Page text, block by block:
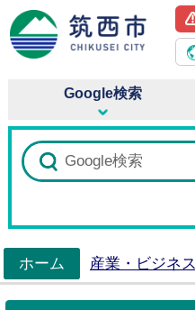
Google検索
ホーム
産業・ビジネス